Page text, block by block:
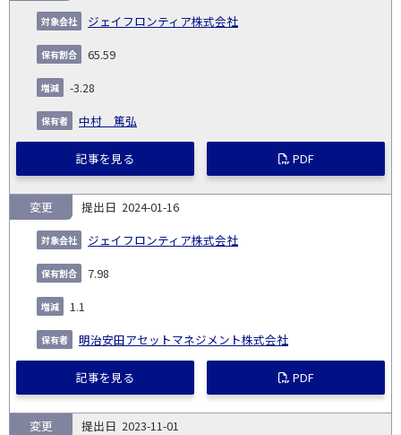
ジェイフロンティア株式会社
65.59
-3.28
中村 篤弘
記事を見る PDF
2024-01-16
ジェイフロンティア株式会社
変更
7.98
1.1
明治安田アセットマネジメント株式会社
記事を見る PDF
2023-11-01
変更